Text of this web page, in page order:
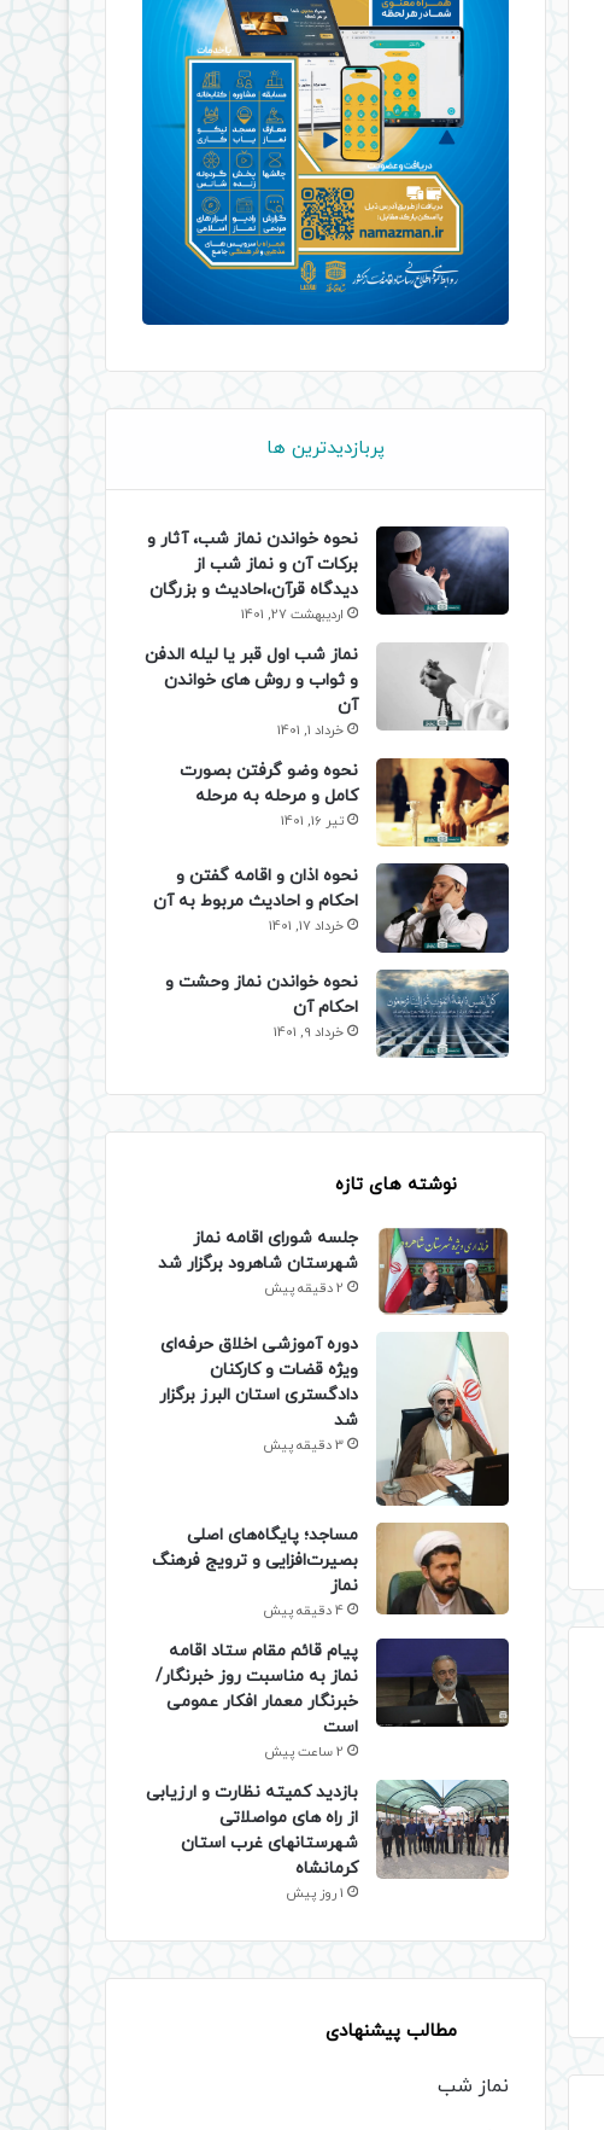
پربازدیدترین ها
نحوه خواندن نماز شب، آثار و
برکات آن و نماز شب از
دیدگاه قرآن،احادیث و بزرگان
اردیبهشت 27, 1401
نماز شب اول قبر یا لیله الدفن
و ثواب و روش های خواندن
آن
خرداد 1, 1401
نحوه وضو گرفتن بصورت
کامل و مرحله به مرحله
تیر 16, 1401
نحوه اذان و اقامه گفتن و
احکام و احادیث مربوط به آن
خرداد 17, 1401
نحوه خواندن نماز وحشت و
احکام آن
خرداد 9, 1401
نوشته های تازه
جلسه شورای اقامه نماز
شهرستان شاهرود برگزار شد
2 دقیقه پیش
دوره آموزشی اخلاق حرفه‌ای
ویژه قضات و کارکنان
دادگستری استان البرز برگزار
شد
3 دقیقه پیش
​مساجد؛ پایگاه‌های اصلی
بصیرت‌افزایی و ترویج فرهنگ
نماز
4 دقیقه پیش
پیام قائم مقام ستاد اقامه
نماز به مناسبت روز خبرنگار/
خبرنگار معمار افکار عمومی
است
2 ساعت پیش
بازدید کمیته نظارت و ارزیابی
از راه های مواصلاتی
شهرستانهای غرب استان
کرمانشاه
1 روز پیش
مطالب پیشنهادی
نماز شب